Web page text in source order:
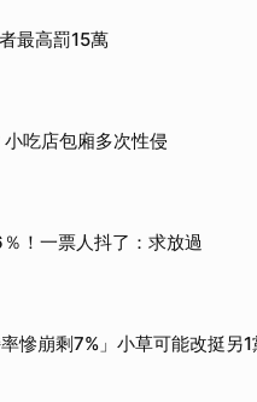
最高罰15萬
吃店包廂多次性侵
！一票人抖了：求放過
慘崩剩7%」小草可能改挺另1